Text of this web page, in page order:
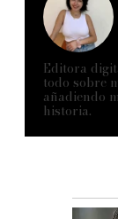
Editora
todo sobre
añadiendo
historia.